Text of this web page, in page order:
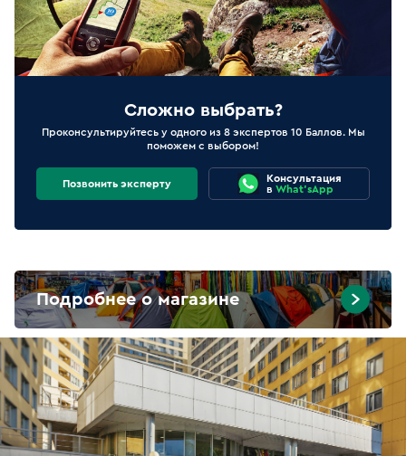
Сложно выбрать?
Проконсультируйтесь у одного из 8 экспертов 10 Баллов. Мы
поможем с выбором!
Позвонить эксперту
Консультация
в What'sApp
Подробнее о магазине